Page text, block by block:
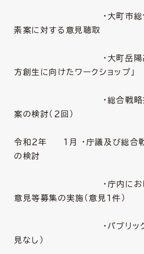
・大町市総合戦略
素案に対する意見聴取
・大町岳陽高校生
方創生に向けたワークショップ」
・総合戦略推進本
案の検討（２回）
令和２年 １月 ・庁議及び総合
の検討
・庁内における素
意見等募集の実施（意見１件）
・パブリックコメン
見なし）